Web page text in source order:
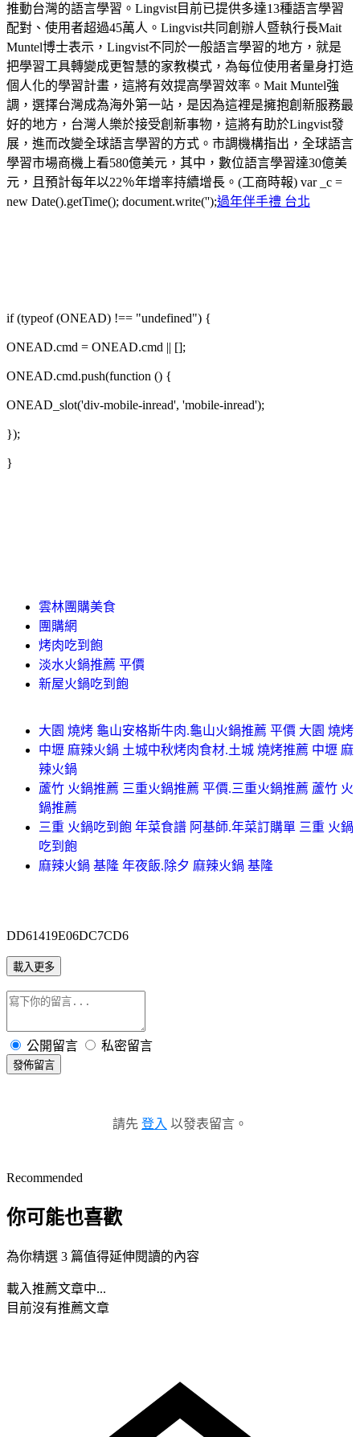
推動台灣的語言學習。Lingvist目前已提供多達13種語言學習
配對、使用者超過45萬人。Lingvist共同創辦人暨執行長Mait
Muntel博士表示，Lingvist不同於一般語言學習的地方，就是
把學習工具轉變成更智慧的家教模式，為每位使用者量身打造
個人化的學習計畫，這將有效提高學習效率。Mait Muntel強
調，選擇台灣成為海外第一站，是因為這裡是擁抱創新服務最
好的地方，台灣人樂於接受創新事物，這將有助於Lingvist發
展，進而改變全球語言學習的方式。市調機構指出，全球語言
學習市場商機上看580億美元，其中，數位語言學習達30億美
元，且預計每年以22％年增率持續增長。(工商時報) var _c =
new Date().getTime(); document.write('');過年伴手禮 台北
if (typeof (ONEAD) !== "undefined") {
ONEAD.cmd = ONEAD.cmd || [];
ONEAD.cmd.push(function () {
ONEAD_slot('div-mobile-inread', 'mobile-inread');
});
}
雲林團購美食
團購網
烤肉吃到飽
淡水火鍋推薦 平價
新屋火鍋吃到飽
大園 燒烤 龜山安格斯牛肉.龜山火鍋推薦 平價 大園 燒烤
中壢 麻辣火鍋 土城中秋烤肉食材.土城 燒烤推薦 中壢 麻
辣火鍋
蘆竹 火鍋推薦 三重火鍋推薦 平價.三重火鍋推薦 蘆竹 火
鍋推薦
三重 火鍋吃到飽 年菜食譜 阿基師.年菜訂購單 三重 火鍋
吃到飽
麻辣火鍋 基隆 年夜飯.除夕 麻辣火鍋 基隆
DD61419E06DC7CD6
載入更多
公開留言 私密留言
發佈留言
請先 登入 以發表留言。
Recommended
你可能也喜歡
為你精選 3 篇值得延伸閱讀的內容
載入推薦文章中...
目前沒有推薦文章